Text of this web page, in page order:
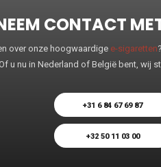
CONTACT
over onze hoogwaardige e-sigaretten
nu in Nederland of België bent, wij
+31 6 84 67 69 87
+32 50 11 03 00